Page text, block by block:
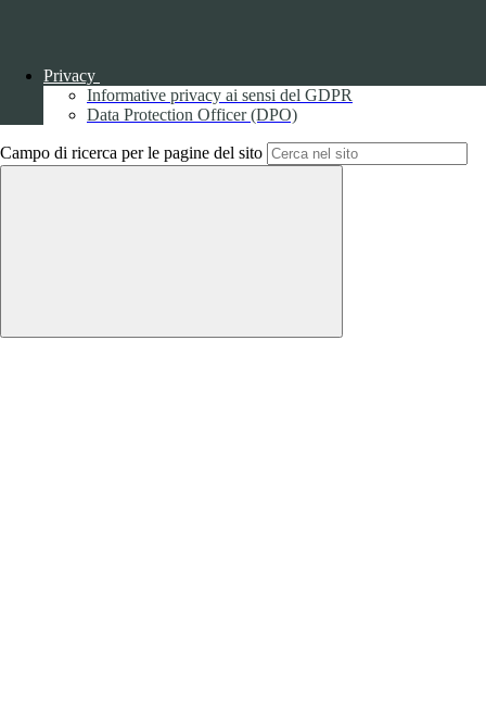
Privacy
Informative privacy ai sensi del GDPR
Data Protection Officer (DPO)
Campo di ricerca per le pagine del sito
Back to top